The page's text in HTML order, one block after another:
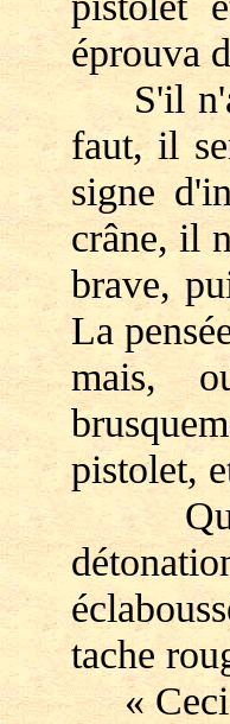
éprouva
S'il
faut, il
signe
crâne, il
brave,
La
mais,
pistolet,
tache
« Ceci